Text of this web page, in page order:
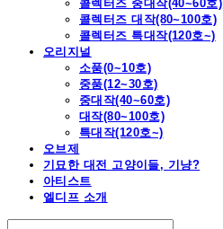
콜렉터즈 중대작(40~60호)
콜렉터즈 대작(80~100호)
콜렉터즈 특대작(120호~)
오리지널
소품(0~10호)
중품(12~30호)
중대작(40~60호)
대작(80~100호)
특대작(120호~)
오브제
기묘한 대전 고양이들, 기냥?
아티스트
엘디프 소개